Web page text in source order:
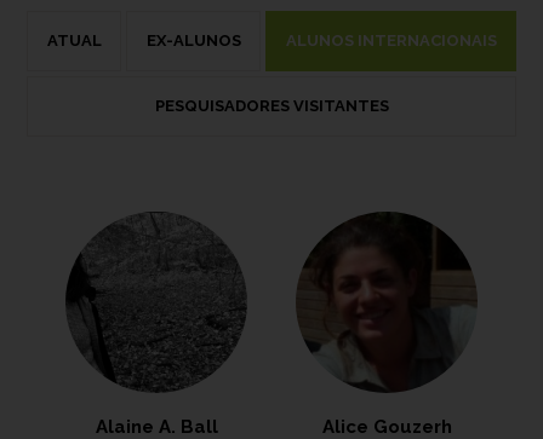
ATUAL EX-ALUNOS ALUNOS INTERNACIONAIS
PESQUISADORES VISITANTES
Alaine A. Ball Alice Gouzerh